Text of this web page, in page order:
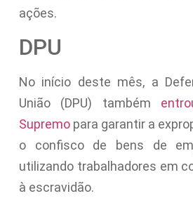
ações.
DPU
No início deste mês, a
União (DPU) também
Supremopara garantir a
o confisco de bens de
utilizando trabalhadores em
à escravidão.